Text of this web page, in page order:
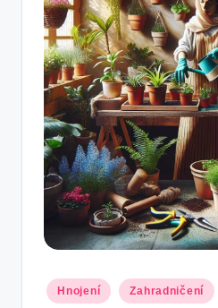
Posted
in
Hnojení Zahradničení